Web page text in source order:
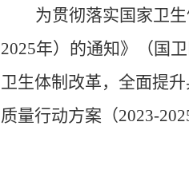
为贯彻落实国家卫
2025年）的通知》（国
卫生体制改革，全面提
质量行动方案（2023-